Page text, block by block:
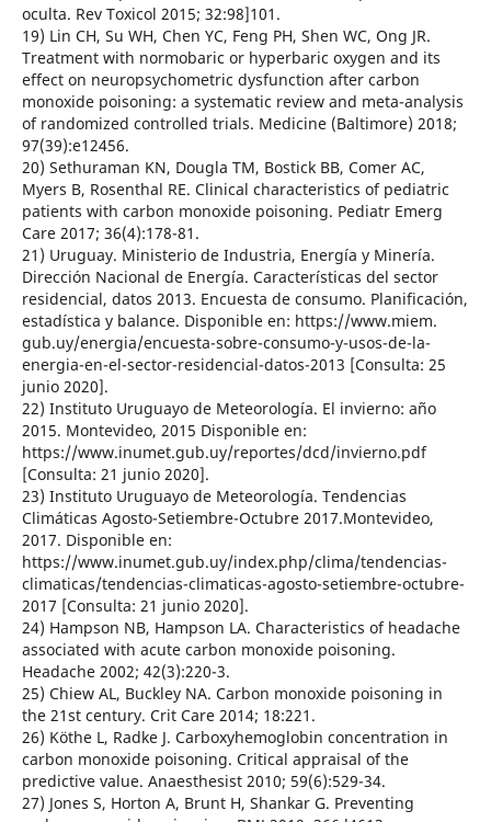
oculta. Rev Toxicol 2015; 32:98]101.
19) Lin CH, Su WH, Chen YC, Feng PH, Shen WC, Ong JR.
Treatment with normobaric or hyperbaric oxygen and its
effect on neuropsychometric dysfunction after carbon
monoxide poisoning: a systematic review and meta-analysis
of randomized controlled trials. Medicine (Baltimore) 2018;
97(39):e12456.
20) Sethuraman KN, Dougla TM, Bostick BB, Comer AC,
Myers B, Rosenthal RE. Clinical characteristics of pediatric
patients with carbon monoxide poisoning. Pediatr Emerg
Care 2017; 36(4):178-81.
21) Uruguay. Ministerio de Industria, Energía y Minería.
Dirección Nacional de Energía. Características del sector
residencial, datos 2013. Encuesta de consumo. Planificación,
estadística y balance. Disponible en: https://www.miem.
gub.uy/energia/encuesta-sobre-consumo-y-usos-de-la-
energia-en-el-sector-residencial-datos-2013 [Consulta: 25
junio 2020].
22) Instituto Uruguayo de Meteorología. El invierno: año
2015. Montevideo, 2015 Disponible en:
https://www.inumet.gub.uy/reportes/dcd/invierno.pdf
[Consulta: 21 junio 2020].
23) Instituto Uruguayo de Meteorología. Tendencias
Climáticas Agosto-Setiembre-Octubre 2017.Montevideo,
2017. Disponible en:
https://www.inumet.gub.uy/index.php/clima/tendencias-
climaticas/tendencias-climaticas-agosto-setiembre-octubre-
2017 [Consulta: 21 junio 2020].
24) Hampson NB, Hampson LA. Characteristics of headache
associated with acute carbon monoxide poisoning.
Headache 2002; 42(3):220-3.
25) Chiew AL, Buckley NA. Carbon monoxide poisoning in
the 21st century. Crit Care 2014; 18:221.
26) Köthe L, Radke J. Carboxyhemoglobin concentration in
carbon monoxide poisoning. Critical appraisal of the
predictive value. Anaesthesist 2010; 59(6):529-34.
27) Jones S, Horton A, Brunt H, Shankar G. Preventing